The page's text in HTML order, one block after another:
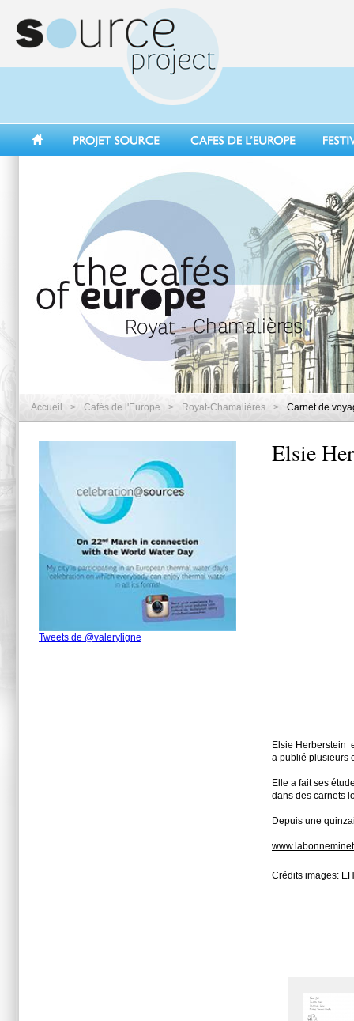
Accueil > Cafés de l'Europe > Royat-Chamalières > Carnet de
Tweets de @valeryligne
Elsie
Elsie Herberstein
a publié plusieurs
Elle a fait ses
dans des carnets
Depuis une
Crédits images: